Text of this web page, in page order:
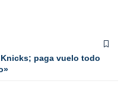
paga vuelo todo